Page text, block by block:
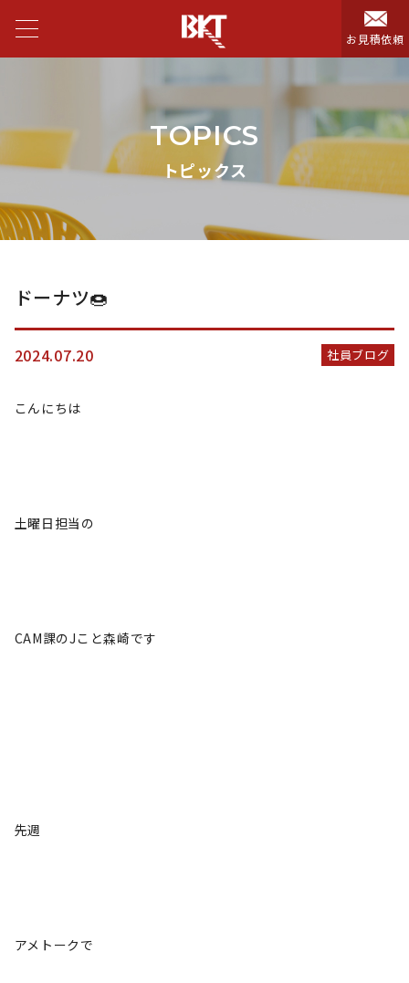
お見積依頼
TOPICS
トピックス
ドーナツ🍩
2024.07.20 社員ブログ
こんにちは
土曜日担当の
CAM課のJこと森崎です
先週
アメトークで